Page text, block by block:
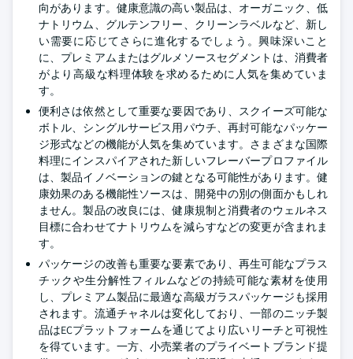
向があります。健康意識の高い製品は、オーガニック、低
ナトリウム、グルテンフリー、クリーンラベルなど、新し
い需要に応じてさらに進化するでしょう。興味深いこと
に、プレミアムまたはグルメソースセグメントは、消費者
がより高級な料理体験を求めるために人気を集めていま
す。
便利さは依然として重要な要因であり、スクイーズ可能な
ボトル、シングルサービス用パウチ、再封可能なパッケー
ジ形式などの機能が人気を集めています。さまざまな国際
料理にインスパイアされた新しいフレーバープロファイル
は、製品イノベーションの鍵となる可能性があります。健
康効果のある機能性ソースは、開発中の別の側面かもしれ
ません。製品の改良には、健康規制と消費者のウェルネス
目標に合わせてナトリウムを減らすなどの変更が含まれま
す。
パッケージの改善も重要な要素であり、再生可能なプラス
チックや生分解性フィルムなどの持続可能な素材を使用
し、プレミアム製品に最適な高級ガラスパッケージも採用
されます。流通チャネルは変化しており、一部のニッチ製
品はECプラットフォームを通じてより広いリーチと可視性
を得ています。一方、小売業者のプライベートブランド提